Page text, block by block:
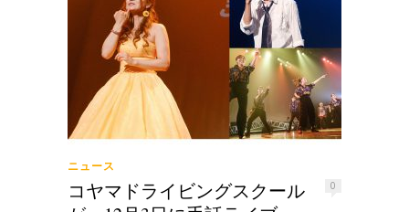
ニュース
0
コヤマドライビングスクール